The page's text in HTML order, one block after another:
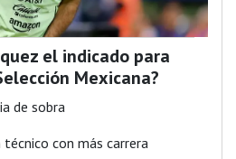
el indicado para
Mexicana?
de sobra
técnico con más carrera